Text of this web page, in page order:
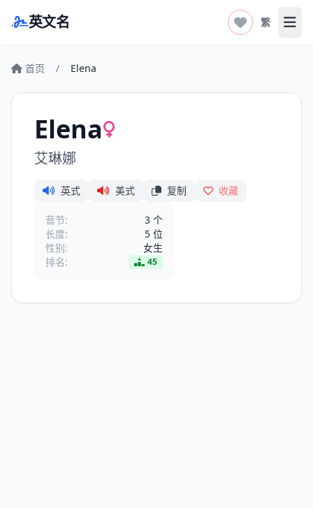
英文名 繁 打
首页 / Elena
Elena
艾琳娜
英式 美式 复制 收藏
音节:
3 个
长度:
5 位
性别:
女生
排名:
45